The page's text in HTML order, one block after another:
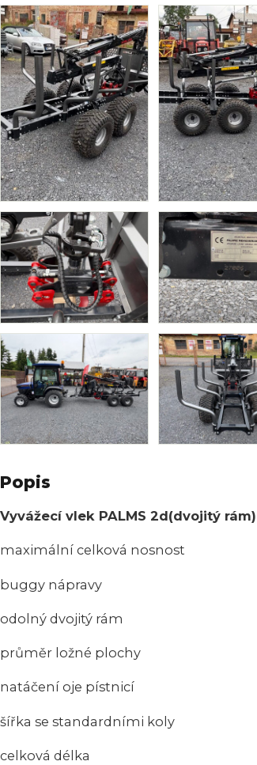
Popis
Vyvážecí vlek PALMS 2d(dvojitý rám)
maximální celková
buggy nápravy
odolný dvojitý rám 2 x
průměr ložné
natáčení oje
šířka se standardními
celková délka